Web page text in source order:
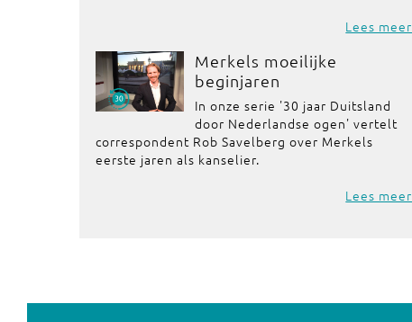
Lees meer
Merkels moeilijke
beginjaren
In onze serie '30 jaar Duitsland
door Nederlandse ogen' vertelt
correspondent Rob Savelberg over Merkels
eerste jaren als kanselier.
Lees meer